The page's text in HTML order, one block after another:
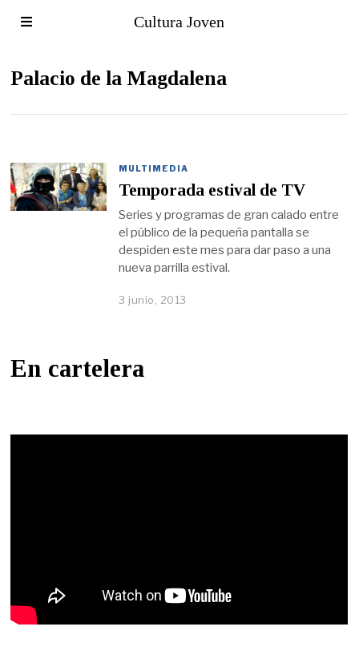
Cultura Joven
Palacio de la Magdalena
MULTIMEDIA
Temporada estival de TV
Series y programas de gran calado entre
el público de la pequeña pantalla se
despiden este mes para dar paso a una
nueva parrilla estival.
3 junio, 2013
En cartelera